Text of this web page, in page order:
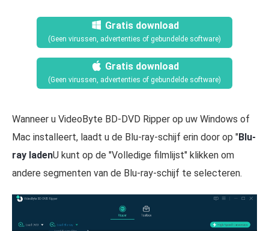
Gratis download
(Geen virussen, advertenties of gebundelde software)
Gratis download
(Geen virussen, advertenties of gebundelde software)
Wanneer u VideoByte BD-DVD Ripper op uw Windows of
Mac installeert, laadt u de Blu-ray-schijf erin door op "Blu-
ray ladenU kunt op de "Volledige filmlijst" klikken om
andere segmenten van de Blu-ray-schijf te selecteren.